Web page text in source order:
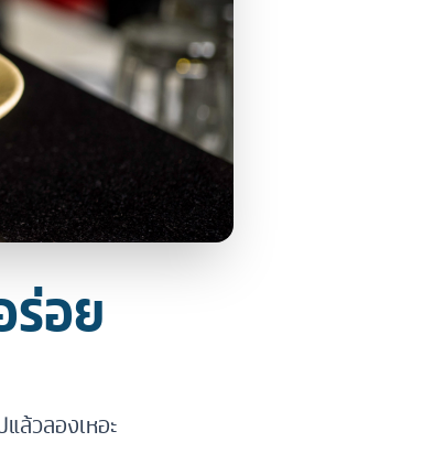
อย
ล้วลองเหอะ